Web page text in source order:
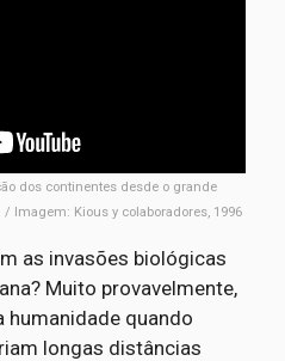
dos continentes desde o grande
Imagem: Kious y colaboradores, 1996
as invasões biológicas
Muito provavelmente,
quando
longas distâncias